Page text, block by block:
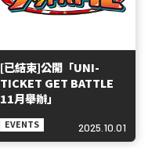
[已結束]公開「UNI-
TICKET GET BATTLE
11月舉辦」
EVENTS 2025.10.01